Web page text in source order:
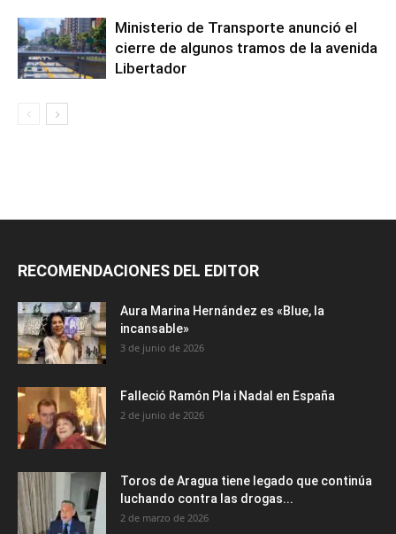
Ministerio de Transporte anunció el
cierre de algunos tramos de la avenida
Libertador
RECOMENDACIONES DEL EDITOR
Aura Marina Hernández es «Blue, la
incansable»
3 de junio de 2026
Falleció Ramón Pla i Nadal en España
2 de junio de 2026
Toros de Aragua tiene legado que continúa
luchando contra las drogas...
2 de marzo de 2026